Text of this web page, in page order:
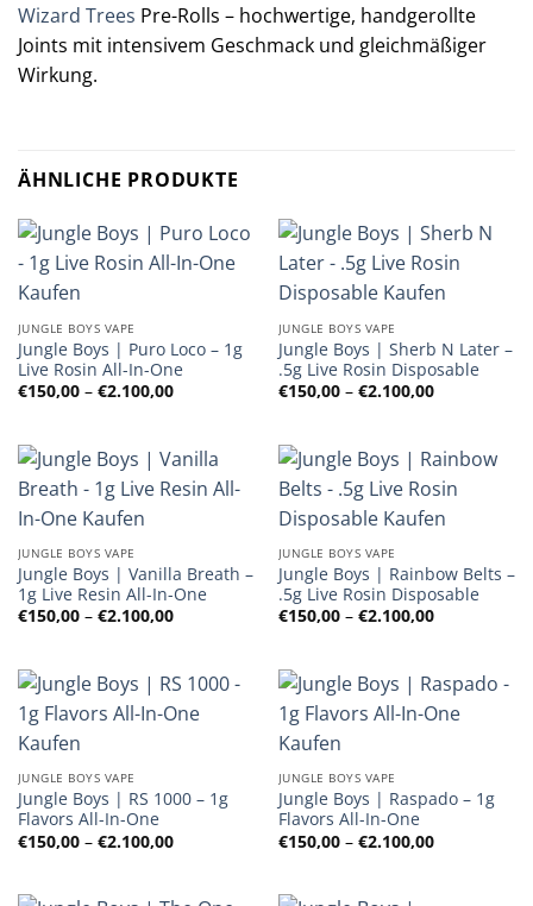
Wizard Trees Pre-Rolls – hochwertige, handgerollte
Joints mit intensivem Geschmack und gleichmäßiger
Wirkung.
ÄHNLICHE PRODUKTE
JUNGLE BOYS VAPE
Jungle Boys | Puro Loco – 1g
Live Rosin All-In-One
€150,00 – €2.100,00Preisspanne:
€150,00
JUNGLE BOYS VAPE
Jungle Boys | Sherb N Later –
.5g Live Rosin Disposable
€150,00 – €2.100,00
€150,00
JUNGLE BOYS VAPE
Jungle Boys | Vanilla Breath –
1g Live Resin All-In-One
€150,00 – €2.100,00Preisspanne:
JUNGLE BOYS VAPE
Jungle Boys | Rainbow Belts –
.5g Live Rosin Disposable
€150,00 – €2.100,00
JUNGLE BOYS VAPE
Jungle Boys | RS 1000 – 1g
Flavors All-In-One
€150,00 – €2.100,00Preisspanne:
€150,00
JUNGLE BOYS VAPE
Jungle Boys | Raspado – 1g
Flavors All-In-One
€150,00 – €2.100,00
€150,00